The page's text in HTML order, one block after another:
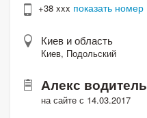
+38 xxx показать номер
Киев и область
Киев, Подольский
Алекс водитель
на сайте с 14.03.2017